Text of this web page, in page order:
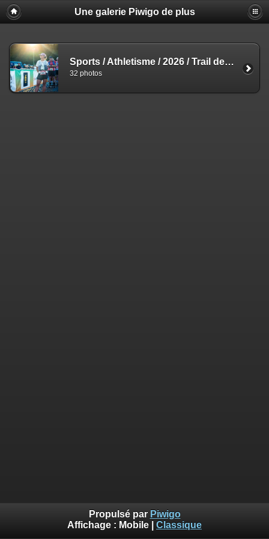
Une galerie Piwigo de plus
Sports /Athletisme /2026 /Trail des 4x1800 2026
32 photos
Propulsé par Piwigo
Affichage : Mobile Classique